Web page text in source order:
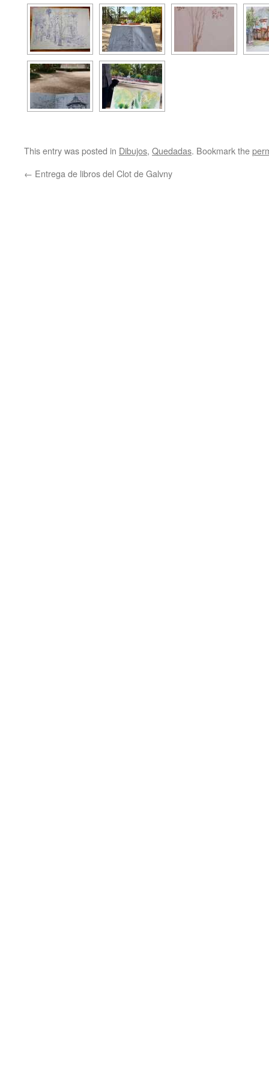
This entry was posted in Dibujos, Quedadas. Bookmark the
← Entrega de libros del Clot de Galvny